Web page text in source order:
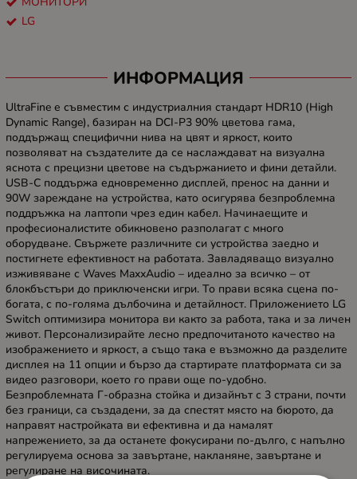
LG
ИНФОРМАЦИЯ
UltraFine е съвместим с индустриалния стандарт HDR10 (High
Dynamic Range), базиран на DCI-P3 90% цветова гама,
поддържащ специфични нива на цвят и яркост, които
позволяват на създателите да се наслаждават на визуална
яснота с прецизни цветове на съдържанието и фини детайли.
USB-C поддържа едновременно дисплей, пренос на данни и
90W зареждане на устройства, като осигурява безпроблемна
поддръжка на лаптопи чрез един кабел. Начинаещите и
професионалистите обикновено разполагат с много
оборудване. Свържете различните си устройства заедно и
постигнете ефективност на работата. Завладяващо визуално
изживяване с Waves MaxxAudio – идеално за всичко – от
блокбъстъри до приключенски игри. То прави всяка сцена по-
богата, с по-голяма дълбочина и детайлност. Приложението LG
Switch оптимизира монитора ви както за работа, така и за личен
живот. Персонализирайте лесно предпочитаното качество на
изображението и яркост, а също така е възможно да разделите
дисплея на 11 опции и бързо да стартирате платформата си за
видео разговори, което го прави още по-удобно.
Безпроблемната Г-образна стойка и дизайнът с 3 страни, почти
без граници, са създадени, за да спестят място на бюрото, да
направят настройката ви ефективна и да намалят
напрежението, за да останете фокусирани по-дълго, с напълно
регулируема основа за завъртане, накланяне, завъртане и
регулиране на височината.